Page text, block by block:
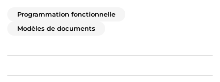
Programmation fonctionnelle
Modèles de documents